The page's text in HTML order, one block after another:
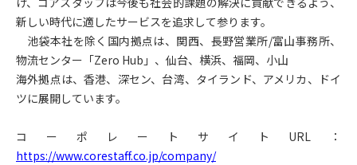
新しい時代に適したサービスを追求して参ります。
池袋本社を除く国内拠点は、関西、長野営業所/富山事務所、
物流センター「Zero Hub」、仙台、横浜、福岡、小山
海外拠点は、香港、深セン、台湾、タイランド、アメリカ、ドイ
ツに展開しています。
コーポレートサイトURL：
https://www.corestaff.co.jp/company/